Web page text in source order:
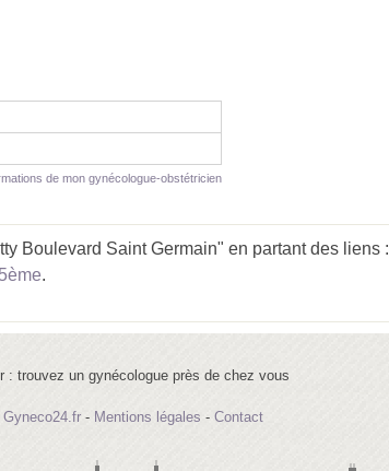
de mon gynécologue-obstétricien
Boulevard Saint Germain" en partant des liens :
.
: trouvez un gynécologue près de chez vous
Gyneco24.fr - Mentions légales - Contact